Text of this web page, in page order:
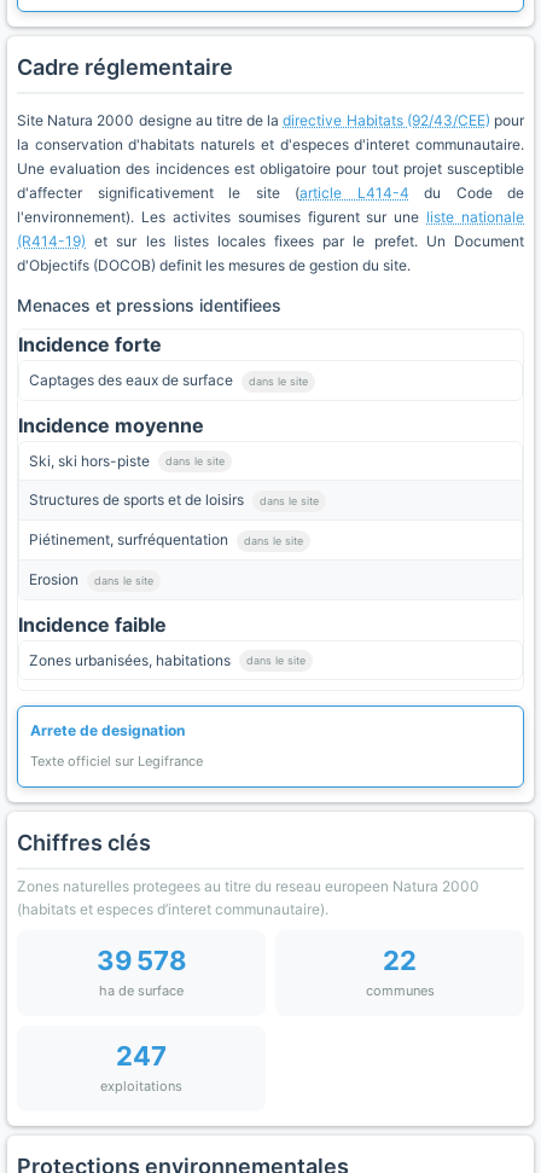
Cadre réglementaire
Site Natura 2000 designe au titre de ladirective Habitats (92/43/CEE) pour
la conservation d'habitats naturels et d'especes d'interet communautaire.
Une evaluation des incidences est obligatoire pour tout projet susceptible
d'affecter significativement le site (article L414-4 du Code de
l'environnement). Les activites soumises figurent sur une liste nationale
(R414-19) et sur les listes locales fixees par le prefet. Un Document
d'Objectifs (DOCOB) definit les mesures de gestion du site.
Menaces et pressions identifiees
Incidence forte
Captages des eaux de surface dans le site
Incidence moyenne
Ski, ski hors-piste dans le site
Structures de sports et de loisirs dans le site
Piétinement, surfréquentation dans le site
Erosion dans le site
Incidence faible
Zones urbanisées, habitations dans le site
Arrete de designation
Texte officiel sur Legifrance
Chiffres clés
Zones naturelles protegees au titre du reseau europeen Natura 2000
(habitats et especes d’interet communautaire).
39 578
ha de surface
22
communes
247
exploitations
Protections environnementales